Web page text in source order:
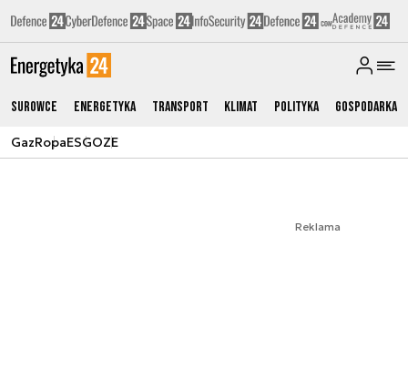
Surowce Energetyka Transport Klimat Polityka Gospodarka
GazRopaESGOZE
Reklama